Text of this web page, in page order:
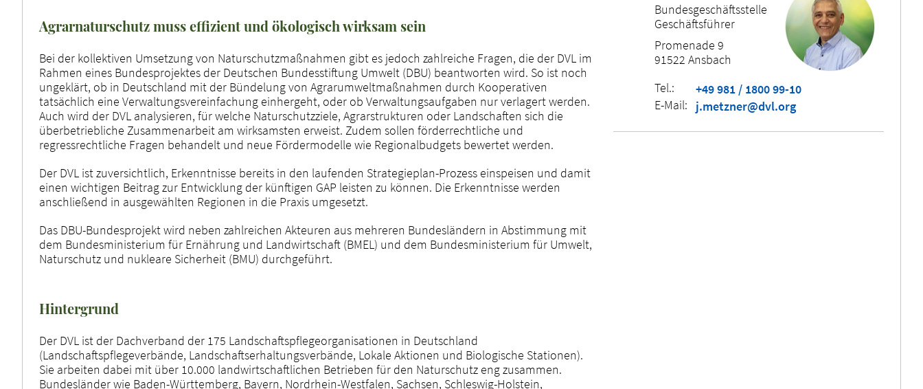
Agrarnaturschutz muss effizient und ökologisch wirksam sein
Bei der kollektiven Umsetzung von Naturschutzmaßnahmen gibt es jedoch zahlreiche Fragen, die der DVL im
Rahmen eines Bundesprojektes der Deutschen Bundesstiftung Umwelt (DBU) beantworten wird. So ist noch
ungeklärt, ob in Deutschland mit der Bündelung von Agrarumweltmaßnahmen durch Kooperativen
tatsächlich eine Verwaltungsvereinfachung einhergeht, oder ob Verwaltungsaufgaben nur verlagert werden.
Auch wird der DVL analysieren, für welche Naturschutzziele, Agrarstrukturen oder Landschaften sich die
überbetriebliche Zusammenarbeit am wirksamsten erweist. Zudem sollen förderrechtliche und
regressrechtliche Fragen behandelt und neue Fördermodelle wie Regionalbudgets bewertet werden.
Der DVL ist zuversichtlich, Erkenntnisse bereits in den laufenden Strategieplan-Prozess einspeisen und damit
einen wichtigen Beitrag zur Entwicklung der künftigen GAP leisten zu können. Die Erkenntnisse werden
anschließend in ausgewählten Regionen in die Praxis umgesetzt.
Das DBU-Bundesprojekt wird neben zahlreichen Akteuren aus mehreren Bundesländern in Abstimmung mit
dem Bundesministerium für Ernährung und Landwirtschaft (BMEL) und dem Bundesministerium für Umwelt,
Naturschutz und nukleare Sicherheit (BMU) durchgeführt.
Hintergrund
Der DVL ist der Dachverband der 175 Landschaftspflegeorganisationen in Deutschland
(Landschaftspflegeverbände, Landschaftserhaltungsverbände, Lokale Aktionen und Biologische Stationen).
Sie arbeiten dabei mit über 10.000 landwirtschaftlichen Betrieben für den Naturschutz eng zusammen.
Bundesländer wie Baden-Württemberg, Bayern, Nordrhein-Westfalen, Sachsen, Schleswig-Holstein,
Bundesgeschäftsstelle
Geschäftsführer
Promenade 9
91522 Ansbach
Tel.:
+49 981 / 1800 99-10
E-Mail:
j.metzner@dvl.org